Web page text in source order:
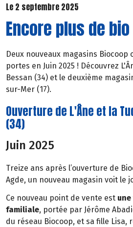
Le 2 septembre 2025
Encore plus de
Deux nouveaux magasins Biocoop
portes en Juin 2025 ! Découvrez
Bessan (34) et le deuxième
sur-Mer (17).
Ouverture de L'Âne et la
(34)
Juin 2025
Treize ans après l’ouverture de
Agde, un nouveau magasin voit le
Ce nouveau point de vente est
familiale, portée par Jérôme
du réseau Biocoop, et sa fille Lisa,